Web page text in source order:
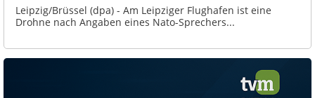
Leipzig/Brüssel (dpa) - Am Leipziger Flughafen ist eine
Drohne nach Angaben eines Nato-Sprechers...